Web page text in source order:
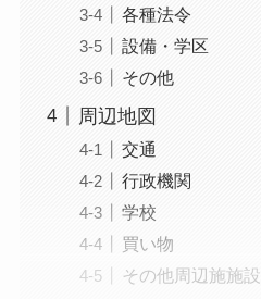
各種法令
設備・学区
その他
周辺地図
交通
行政機関
学校
買い物
その他周辺施施設